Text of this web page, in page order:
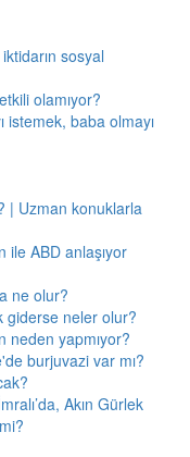
sosyal
olamıyor?
istemek, baba olmayı
| Uzman konuklarla
ile ABD anlaşıyor
ne olur?
giderse neler olur?
neden yapmıyor?
burjuvazi var mı?
Akın Gürlek